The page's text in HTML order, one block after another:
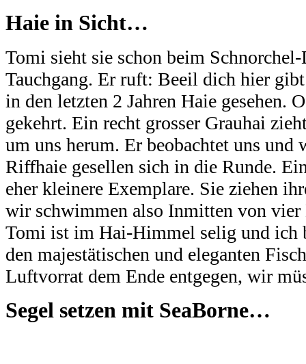
Haie in Sicht…
Tomi sieht sie schon beim
Tauchgang. Er ruft: Beeil dich hier
in den letzten 2 Jahren Haie gesehen.
gekehrt. Ein recht grosser Grauhai
um uns herum. Er beobachtet uns
Riffhaie gesellen sich in die Runde.
eher kleinere Exemplare. Sie ziehen
wir schwimmen also Inmitten von vier
Tomi ist im Hai-Himmel selig und ich
den majestätischen und eleganten
Luftvorrat dem Ende entgegen, wir
Segel setzen mit SeaBorne…